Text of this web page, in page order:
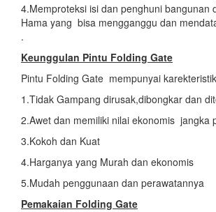
4.Memproteksi isi dan penghuni bangunan
Hama yang bisa mengganggu dan
.
Keunggulan Pintu Folding Gate
Pintu Folding Gate mempunyai
1.Tidak Gampang dirusak,dibongkar dan
2.Awet dan memiliki nilai ekonomis jangka
3.Kokoh dan Kuat
4.Harganya yang Murah dan ekonomis
5.Mudah penggunaan dan perawatannya
Pemakaian Folding Gate